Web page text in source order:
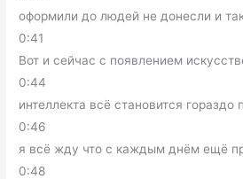
оформили до людей не донесли и
0:41
Вот и сейчас с появлением
0:44
интеллекта всё становится гораздо
0:46
я всё жду что с каждым днём ещё
0:48